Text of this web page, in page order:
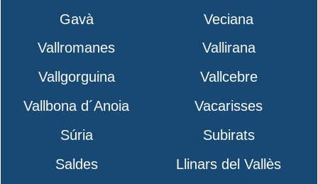
Gavà
Veciana
Vallromanes
Vallirana
Vallgorguina
Vallcebre
Vallbona d´Anoia
Vacarisses
Súria
Subirats
Saldes
Llinars del Vallès